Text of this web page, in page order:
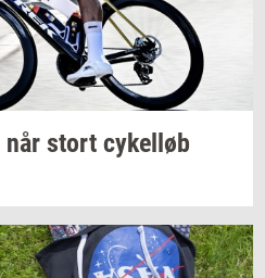
når stort cy­kel­løb